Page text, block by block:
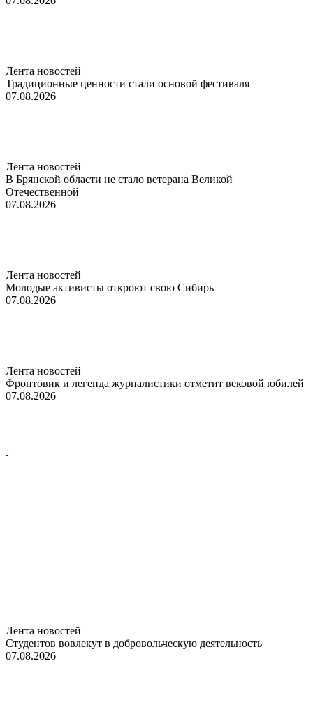
Лента новостей
Традиционные ценности стали основой фестиваля
07.08.2026
Лента новостей
В Брянской области не стало ветерана Великой
Отечественной
07.08.2026
Лента новостей
Молодые активисты откроют свою Сибирь
07.08.2026
Лента новостей
Фронтовик и легенда журналистики отметит вековой юбилей
07.08.2026
Лента новостей
Студентов вовлекут в добровольческую деятельность
07.08.2026